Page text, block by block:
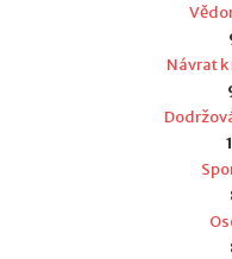
Návrat